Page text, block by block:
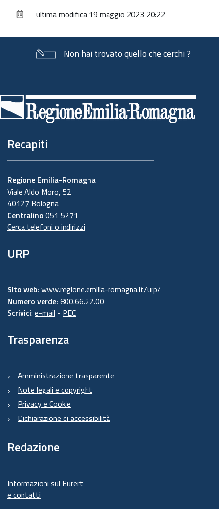
documentoultima modifica 19 maggio 2023 20:22
Non hai trovato quello che cerchi ?
di
pagina
Recapiti
Regione Emilia-Romagna
Viale Aldo Moro, 52
40127 Bologna
Centralino 051 5271
Cerca telefoni o indirizzi
URP
Sito web: www.regione.emilia-romagna.it/urp/
Numero verde: 800.66.22.00
Scrivici: e-mail - PEC
Trasparenza
Amministrazione trasparente
Note legali e copyright
Privacy e Cookie
Dichiarazione di accessibilità
Redazione
Informazioni sul Burert
e contatti